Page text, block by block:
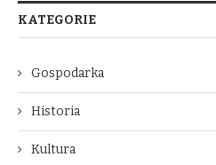
KATEGORIE
Gospodarka
Historia
Kultura